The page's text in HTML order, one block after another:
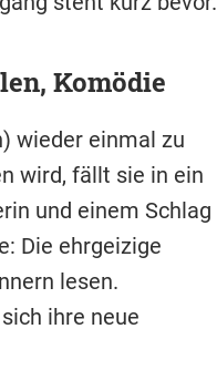
Komödie
wieder einmal zu
wird, fällt sie in ein
und einem Schlag
Die ehrgeizige
lesen.
ihre neue